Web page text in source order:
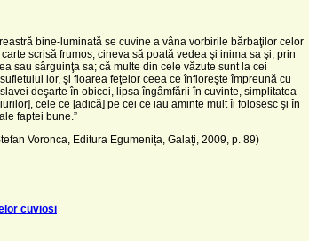
bine-luminată se cuvine a vâna vorbirile bărbaţilor celor
scrisă frumos, cineva să poată vedea şi inima sa şi, prin
sau sârguinţa sa; că multe din cele văzute sunt la cei
lor, şi floarea feţe­lor ceea ce înfloreşte împreună cu
deşarte în obicei, lipsa îngâmfării în cuvinte, simpli­tatea
cele ce [adică] pe cei ce iau aminte mult îi folosesc şi în
faptei bune.”
Voronca, Editura Egumenița, Galați, 2009, p. 89)
cuviosi